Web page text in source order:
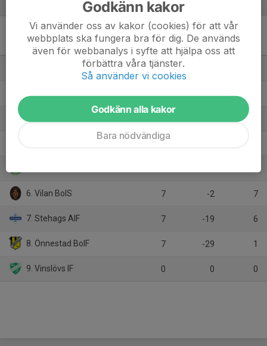
Division 3 Herr Junior
Skåne Östra, vår
M
1. Åhus Horna BK 7
7 14
7
6. Vilan BoIS 7 -2 7
7. Stehags AIF 7 -19 6
8. Önnestad BoIF 7 -29 1
9. Vinslövs IF 0 0 0
Godkänn kakor
Vi använder oss av kakor (cookies) för att vår
webbplats ska fungera bra för dig. De används
även för webbanalys i syfte att hjälpa oss att
förbättra våra tjänster.
Så använder vi cookies
Godkänn alla kakor
Bara nödvändiga